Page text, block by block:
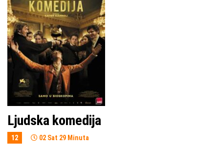
Ljudska komedija
12 02 Sat 29 Minuta